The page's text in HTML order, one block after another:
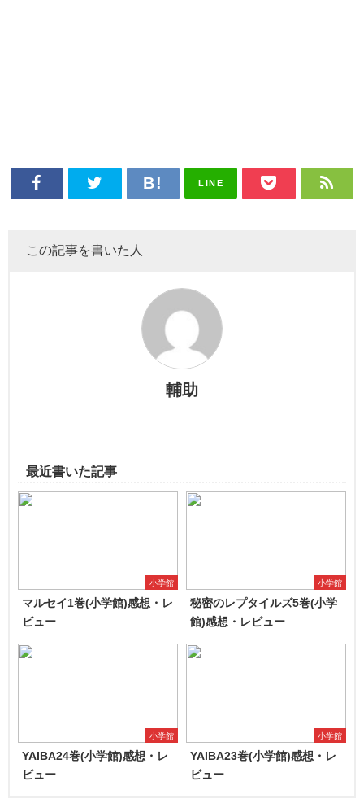
LINE
この記事を書いた人
輔助
最近書いた記事
小学館
マルセイ1巻(小学館)感想・レ
ビュー
小学館
秘密のレプタイルズ5巻(小学
館)感想・レビュー
小学館
YAIBA24巻(小学館)感想・レ
ビュー
小学館
YAIBA23巻(小学館)感想・レ
ビュー